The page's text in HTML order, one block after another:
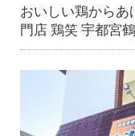
おいしい鶏から
門店 鶏笑 宇都宮鶴